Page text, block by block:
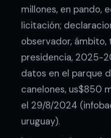
millones, en pando,
licitación;
observador, ámbito,
presidencia, 2025-
datos en el parque
canelones, us$850
el 29/8/2024
uruguay).